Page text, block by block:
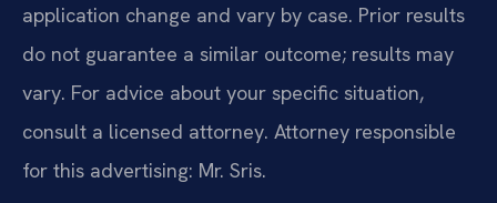
application change and vary by case. Prior results
do not guarantee a similar outcome; results may
vary. For advice about your specific situation,
consult a licensed attorney. Attorney responsible
for this advertising: Mr. Sris.